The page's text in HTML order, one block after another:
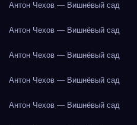
Антон Чехов — Вишнёвый сад
Антон Чехов — Вишнёвый сад
Антон Чехов — Вишнёвый сад
Антон Чехов — Вишнёвый сад
Антон Чехов — Вишнёвый сад